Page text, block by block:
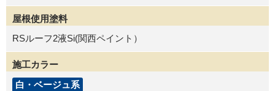
屋根使用塗料
RSルーフ2液Si(関西ペイント）
施工カラー
白・ベージュ系